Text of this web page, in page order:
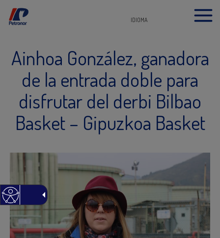
IDIOMA
Ainhoa González, ganadora
de la entrada doble para
disfrutar del derbi Bilbao
Basket – Gipuzkoa Basket